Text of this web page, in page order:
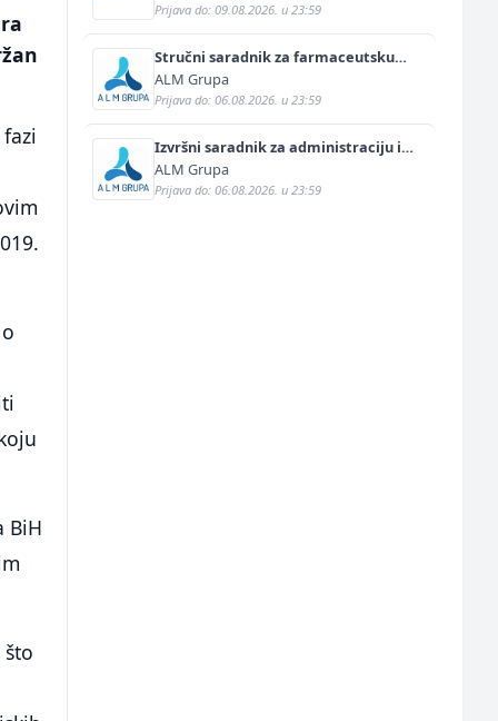
BiH
Prijava do: 09.08.2026. u 23:59
Stručni saradnik za farmaceutsku
prodaju (m/ž)
ALM Grupa
Prijava do: 06.08.2026. u 23:59
Izvršni saradnik za administraciju i
marketing (m/ž)
ALM Grupa
Prijava do: 06.08.2026. u 23:59